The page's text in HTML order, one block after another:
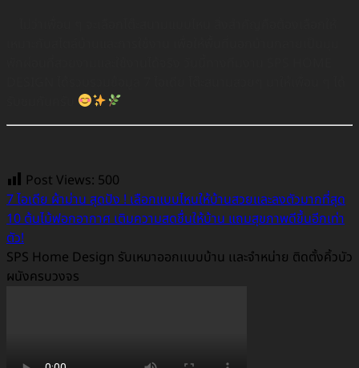
Post Views: 500
7 ไอเดีย ผ้าม่าน สุดปัง ! เลือกแบบไหนให้บ้านสวยและลงตัวมากที่สุด
10 ต้นไม้ฟอกอากาศ เติมความสดชื่นให้บ้าน แถมสุขภาพดีขึ้นอีกเท่า
ตัว!
SPS Home Design รับเหมาออกเเบบบ้าน เเละจำหน่าย ติดตั้งคิ้วบัว
ผนังครบวงจร